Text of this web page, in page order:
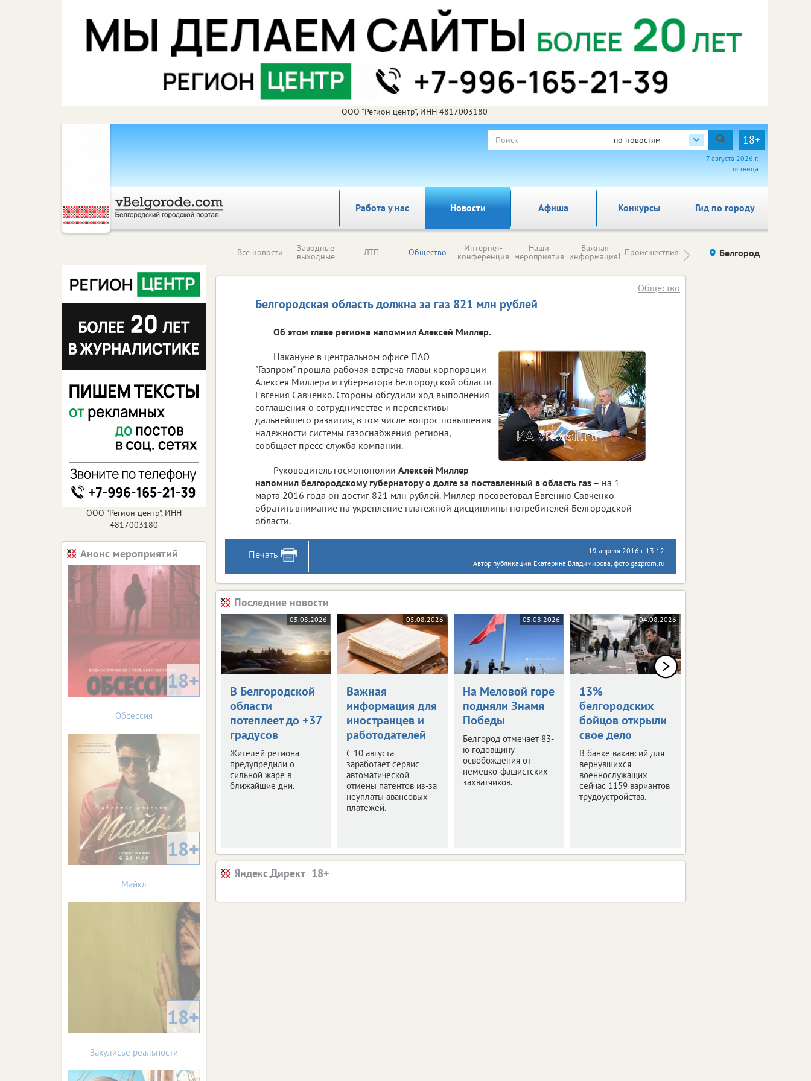
ООО "Регион центр", ИНН 4817003180
по новостям 18+
7 августа 2026 г.
пятница
Работа у нас Новости Афиша Гид по городу
Конкурсы
Все новости Заводные
выходные ДТП Общество Интернет-
конференция
Наши
мероприятия
Важная
информация! Происшествия Здоровье компаний (на
правах
Белгород
Белгородская область должна за газ 821 млн рублей
Общество
Об этом главе региона напомнил Алексей Миллер.
Накануне в центральном офисе ПАО
"Газпром" прошла рабочая встреча главы корпорации
Алексея Миллера и губернатора Белгородской области
Евгения Савченко. Стороны обсудили ход выполнения
соглашения о сотрудничестве и перспективы
дальнейшего развития, в том числе вопрос повышения
надежности системы газоснабжения региона,
сообщает пресс-служба компании.
Руководитель госмонополии Алексей Миллер
напомнил белгородскому губернатору о долге за поставленный в область газ – на 1
марта 2016 года он достиг 821 млн рублей. Миллер посоветовал Евгению Савченко
обратить внимание на укрепление платежной дисциплины потребителей Белгородской
области.
Печать
19 апреля 2016 г. 13:12
Автор публикации Екатерина Владимирова, фото gazprom.ru
Последние новости
05.08.2026
В Белгородской
области
потеплеет до +37
градусов
Жителей региона
предупредили о
сильной жаре в
ближайшие дни.
05.08.2026
Важная
информация для
иностранцев и
работодателей
С 10 августа
заработает сервис
автоматической
отмены патентов из-за
неуплаты авансовых
платежей.
05.08.2026
На Меловой горе
подняли Знамя
Победы
Белгород отмечает 83-
ю годовщину
освобождения от
немецко-фашистских
захватчиков.
04.08.2026
13%
белгородских
бойцов открыли
свое дело
В банке вакансий для
вернувшихся
военнослужащих
сейчас 1159 вариантов
трудоустройства.
Яндекс.Директ
ООО "Регион центр", ИНН
4817003180
Анонс мероприятий
18+
Обсессия
18+
Майкл
18+
Закулисье реальности